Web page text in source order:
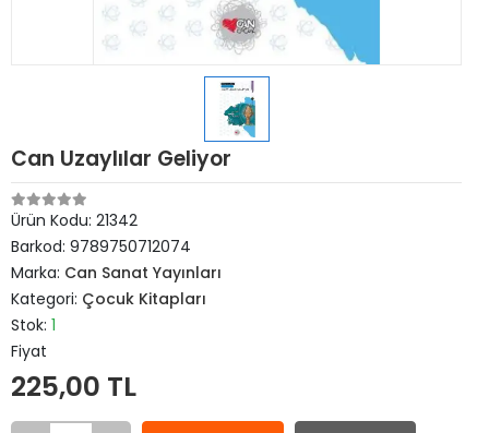
Can Uzaylılar Geliyor
Ürün Kodu: 21342
Barkod: 9789750712074
Marka: Can Sanat Yayınları
Kategori: Çocuk Kitapları
Stok: 1
Fiyat
225,00 TL